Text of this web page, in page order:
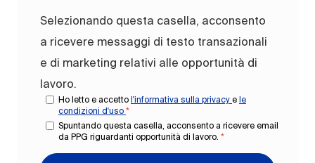
Selezionando questa casella, acconsento
a ricevere messaggi di testo transazionali
e di marketing relativi alle opportunità di
lavoro.
Ho letto e accetto l'informativa sulla privacy e le
condizioni d'uso *
Spuntando questa casella, acconsento a ricevere email
da PPG riguardanti opportunità di lavoro. *